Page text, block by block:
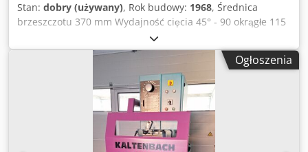
Stan: dobry (używany), Rok budowy: 1968, Średnica
brzeszczotu 370 mm Wydajność cięcia 45° - 90 okrągłe 115
mm płaskie ok. 215 x 20 mm prostokątne ok. 95 x 105 mm
Profil U ok. 160 x 55 mm Prędkość cięcia 30, 60, 130 i 260
m/min Moc silnika ok. 2,6 kW Wymiary dł. x szer. x wys.
1100 x 1050 x 1600 mm Crjdpfx Asrwyfqsfpjf Waga 850 kg
Akcesoria / Funkcje specjalne: - Praca półautomatyczna - Po
uruchomieniu, obrabiany element jest automatycznie
mocowany za pomocą górnego cylindra mocującego. Po
osiągnięciu ustawionego końca posuwu, tarcza piły
Ogłoszenia